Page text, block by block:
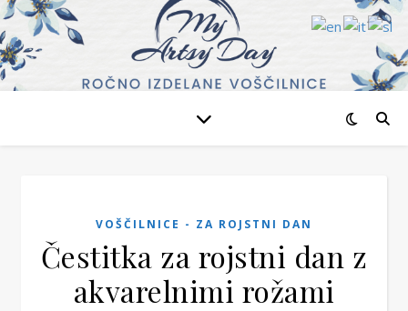
VOŠČILNICE - ZA ROJSTNI DAN
Čestitka za rojstni dan z
akvarelnimi rožami